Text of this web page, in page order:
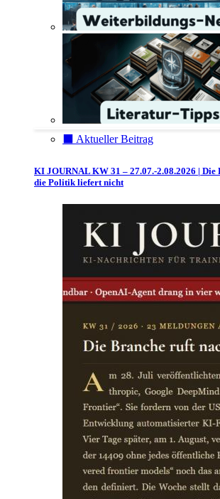
⬛️ Aktueller Beitrag
KI JOURNAL KW 31 – 27.07.-2.08.2026 |
die Politik liefert nicht